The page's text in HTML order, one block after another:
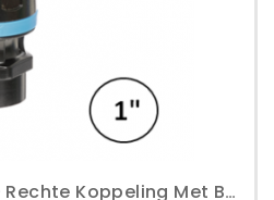
Dia. 25mm - 1/2" F - Rechte Koppeling Met Binnendraad - Prevost